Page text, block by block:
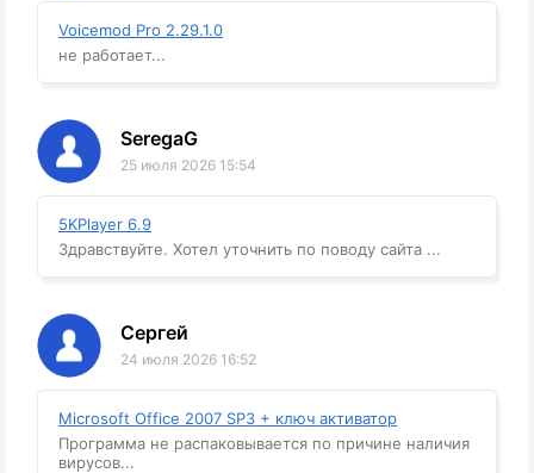
Voicemod Pro 2.29.1.0
не работает...
SeregaG
25 июля 2026 15:54
5KPlayer 6.9
Здравствуйте. Хотел уточнить по поводу сайта ...
Сергей
24 июля 2026 16:52
Microsoft Office 2007 SP3 + ключ активатор
Программа не распаковывается по причине наличия
вирусов...